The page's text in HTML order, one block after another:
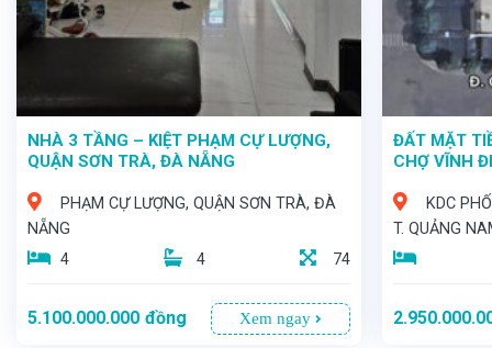
NHÀ 3 TẦNG – KIỆT PHẠM CỰ LƯỢNG,
QUẬN SƠN TRÀ, ĐÀ NẴNG
PHẠM CỰ LƯỢNG, QUẬN SƠN TRÀ, ĐÀ
NẴNG
4
4 74
5.100.000.000 đồng Xem ngay
ĐẤT MẶT
CHỢ VĨNH
KDC
T. QUẢNG